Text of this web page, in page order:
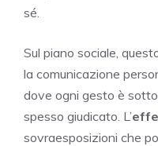
sé.
Sul piano sociale,
la comunicazione
dove ogni gesto è
spesso giudicato. L’
sovraesposizioni che